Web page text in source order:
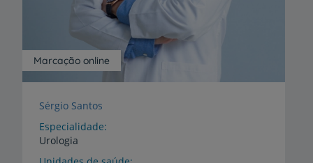
Marcação online
Sérgio Santos
Especialidade
Urologia